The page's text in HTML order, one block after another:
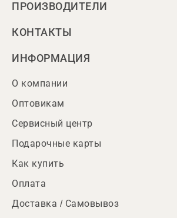
ПРОИЗВОДИТЕЛИ
КОНТАКТЫ
ИНФОРМАЦИЯ
О компании
Оптовикам
Сервисный центр
Подарочные карты
Как купить
Оплата
Доставка / Самовывоз